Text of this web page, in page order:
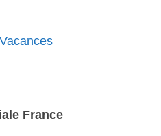
France